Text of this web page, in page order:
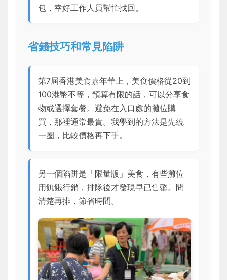
包，幸好工作人員幫忙找回。
省錢技巧和常見陷阱
第7屆香港美食嘉年華上，美食價格從20到
100港幣不等，預算有限的話，可以分享食
物或選擇套餐。避免在入口處的攤位購
買，那裡通常最貴。我學到的方法是先繞
一圈，比較價格再下手。
另一個陷阱是「限量版」美食，有些攤位
用飢餓行銷，排隊後才發現早已售罄。問
清楚再排，節省時間。